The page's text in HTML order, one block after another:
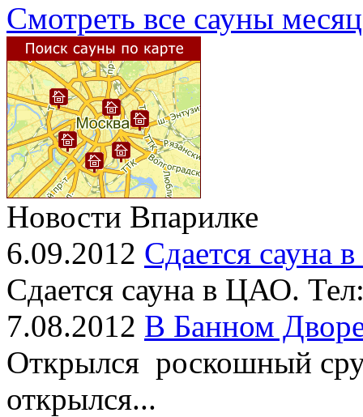
Смотреть все сауны
Новости Впарилке
6.09.2012 Сдается сауна
Сдается сауна в ЦАО.
7.08.2012 В Банном
Открылся роскошный
открылся...